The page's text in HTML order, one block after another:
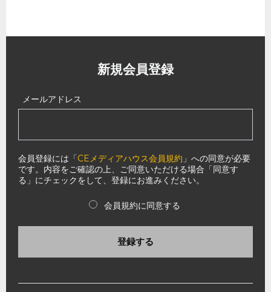
新規会員登録
メールアドレス
会員登録には「CEメディアハウス会員規約 」への同意が必要
です。内容をご確認の上、ご同意いただける場合「同意す
る」にチェックをして、登録にお進みください。
会員規約に同意する
登録する